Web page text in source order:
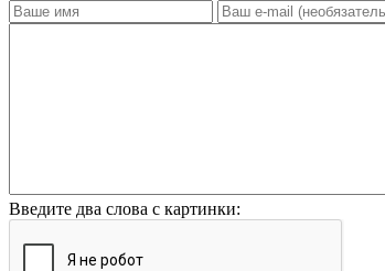
Введите два слова с картинки: